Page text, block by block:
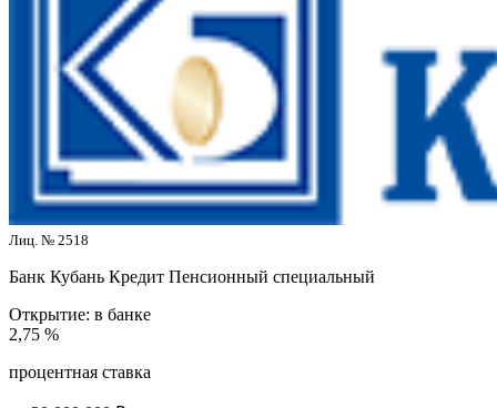
Лиц. № 2518
Банк Кубань Кредит Пенсионный специальный
Открытие: в банке
2,75 %
процентная ставка